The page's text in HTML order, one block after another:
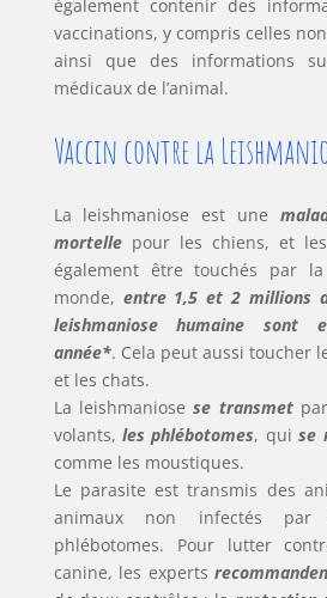
également contenir des
vaccinations, y compris celles
ainsi que des informations
médicaux de l’animal.
Vaccin contre la
La leishmaniose est une
mortellepour les chiens, et
également être touchés par
monde, entre 1,5 et 2 millions
leishmaniose humaine sont
année*. Cela peut aussi toucher
et les chats.
La leishmaniose se transmetpar
volants,les phlébotomes, quise
comme les moustiques.
Le parasite est transmis des
animaux non infectés
phlébotomes. Pour lutter
canine, les experts